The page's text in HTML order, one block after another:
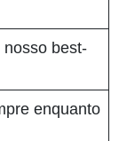
best-
enquanto